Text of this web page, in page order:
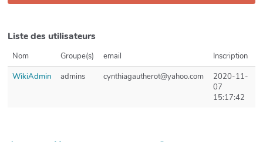
Liste des utilisateurs
Nom Groupe(s) email
Inscription
WikiAdmin
admins cynthiagautherot@yahoo.com
2020-11-
07
15:17:42